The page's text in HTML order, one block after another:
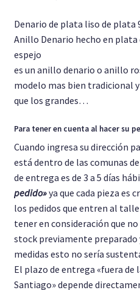
Denario de plata liso de plata
Anillo Denario hecho en
espejo
es un anillo denario o anillo
modelo mas bien tradicional
que los grandes…
Para tener en cuenta al hacer su
Cuando ingresa su dirección
está dentro de las comunas
de entrega es de 3 a 5 días
pedido»ya que cada pieza es
los pedidos que entren al
tener en consideración que
stock previamente preparado
medidas esto no sería
El plazo de entrega «fuera de
Santiago» depende